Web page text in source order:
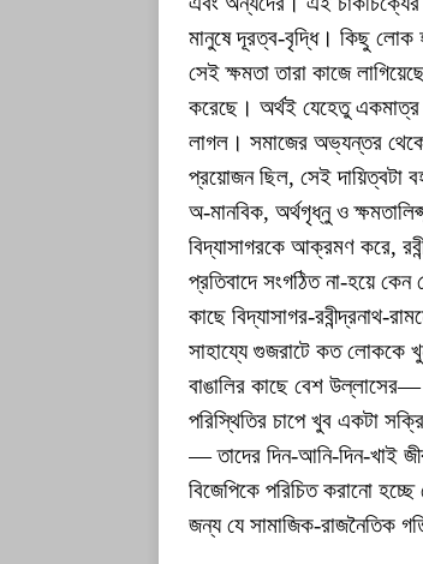
মানুষে দূরত্ব-বৃদ্ধি। কিছু লোক
সেই ক্ষমতা তারা কাজে
করেছে। অর্থই যেহেতু একমাত্র
লাগল। সমাজের অভ্যন্তর থেকে
প্রয়োজন ছিল, সেই দায়িত্বটা
অ-মানবিক, অর্থগৃধ্নু ও
বিদ্যাসাগরকে আক্রমণ করে,
প্রতিবাদে সংগঠিত না-হয়ে
কাছে বিদ্যাসাগর-রবীন্দ্রনাথ-
সাহায্যে গুজরাটে কত লোককে
বাঙালির কাছে বেশ
পরিস্থিতির চাপে খুব একটা
— তাদের দিন-আনি-দিন-খাই
বিজেপিকে পরিচিত করানো
জন্য যে সামাজিক-রাজনৈতিক